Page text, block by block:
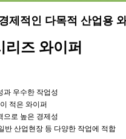
제적인 다목적 산업용
즈 와이퍼
과 우수한 작업성
적은 와이퍼
으로 높은 경제성
반 산업현장 등 다양한 작업에 적합